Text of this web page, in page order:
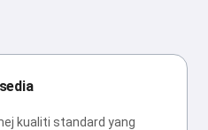
kualiti standard yang